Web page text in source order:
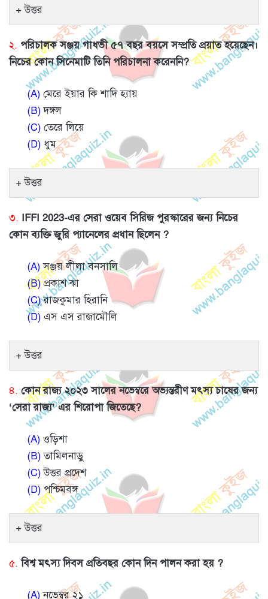
উত্তর
২. পরিচালক সঞ্জয় গাধভী ৫৭ বছর বয়সে সম্প্রতি প্রয়াত হয়েছেন।
নিচের কোন সিনেমাটি তিনি পরিচালনা করেননি?
(A) মেরে ইয়ার কি শাদি হ্যায়
(B)দঙ্গল
(C) তেরে লিয়ে
(D) ধুম
উত্তর
৩. IFFI 2023-এর সেরা ওয়েব সিরিজ পুরস্কারের জন্য নিচের
কোন ব্যক্তি জুরি প্যানেলের প্রধান ছিলেন ?
(A)সঞ্জয় লীলা বনসালি
(B)প্রকাশ ঝা
(C)রাজকুমার হিরানি
(D) এস এস রাজামৌলি
উত্তর
৪. কোন রাজ্য ২০২৩ সালের নভেম্বরে অভ্যন্তরীণ মৎস্য চাষের জন্য
‘সেরা রাজ্য’ এর শিরোপা জিতেছে?
(A) ওড়িশা
(B)তামিলনাড়ু
(C)উত্তর প্রদেশ
(D) পশ্চিমবঙ্গ
উত্তর
৫. বিশ্ব মৎস্য দিবস প্রতিবছর কোন দিন পালন করা হয় ?
(A)নভেম্বর ২১